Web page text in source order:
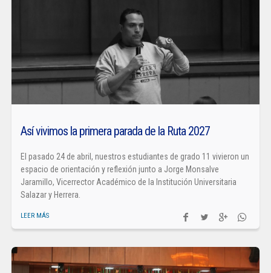
Así vivimos la primera parada de la Ruta 2027
El pasado 24 de abril, nuestros estudiantes de grado 11 vivieron un
espacio de orientación y reflexión junto a Jorge Monsalve
Jaramillo, Vicerrector Académico de la Institución Universitaria
Salazar y Herrera.
LEER MÁS